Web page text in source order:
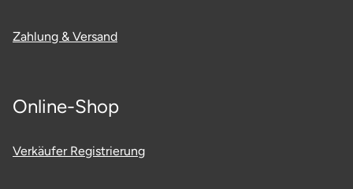
Zahlung & Versand
Online-Shop
Verkäufer Registrierung